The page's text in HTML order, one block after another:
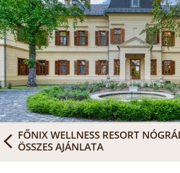
FŐNIX WELLNESS RESORT
ÖSSZES AJÁNLATA